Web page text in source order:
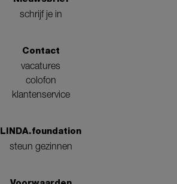
schrijf je in
Contact
vacatures
colofon
klantenservice
LINDA.foundation
steun gezinnen